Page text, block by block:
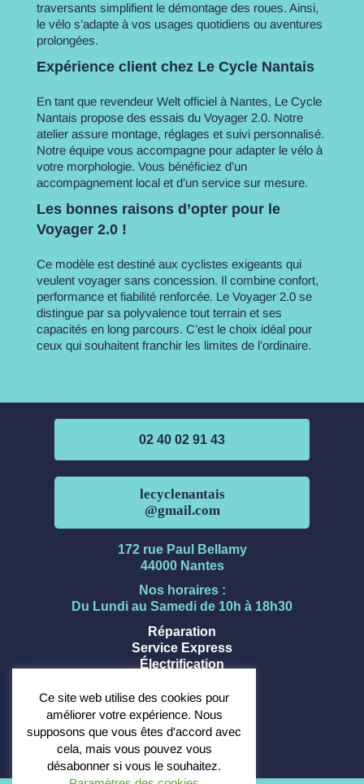
traversants simplifient le démontage des roues. Ainsi,
le vélo s’adapte à vos usages quotidiens ou aventures
prolongées.
Expérience client chez Le Cycle Nantais
En tant que revendeur Welt officiel à Nantes, Le Cycle
Nantais propose des essais du Voyager 2.0. Notre
atelier assure montage, réglages et suivi personnalisé.
Notre équipe vous accompagne pour adapter le vélo à
votre morphologie. Vous bénéficiez d’un
accompagnement local et d’un service sur mesure.
Les bonnes raisons d’opter pour le
Voyager 2.0 !
Ce modèle est destiné aux cyclistes exigeants qui
veulent voyager sans concession. Il combine confort,
performance et fiabilité renforcée. Le Voyager 2.0 se
distingue par sa polyvalence tout terrain et ses
capacités en long parcours. C’est le choix idéal pour
ceux qui souhaitent franchir les limites de l’ordinaire.
02 40 02 91 43
lecyclenantais
@gmail.com
172 rue Paul Bellamy
44000 Nantes
Nos horaires :
Du Lundi au Samedi de 10h à 18h30
Réparation
Service Express
Électrification
FAQ
Vélo électrique
Vélo musculaire
Trottinette électrique
Ce site web utilise des cookies pour
améliorer votre expérience. Nous
supposons que vous êtes d'accord avec
cela, mais vous pouvez vous
désabonner si vous le souhaitez.